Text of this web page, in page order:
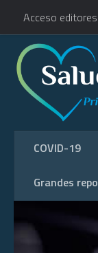
Acceso editores
COVID-19
Grandes